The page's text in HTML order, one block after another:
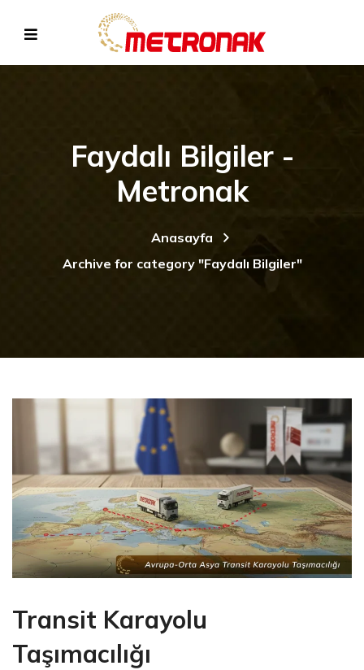
Faydalı Bilgiler -
Metronak
Anasayfa
Archive for category "Faydalı Bilgiler"
Transit Karayolu
Taşımacılığı